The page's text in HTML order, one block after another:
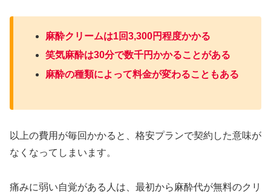
麻酔クリームは1回3,300円程度かかる
笑気麻酔は30分で数千円かかることがある
麻酔の種類によって料金が変わることもある
以上の費用が毎回かかると、格安プランで契約した意味が
なくなってしまいます。
痛みに弱い自覚がある人は、最初から麻酔代が無料のクリ